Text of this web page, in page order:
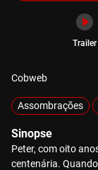
Trailer
Cobweb
Assombrações
Sinopse
Peter, com oito
centenária.